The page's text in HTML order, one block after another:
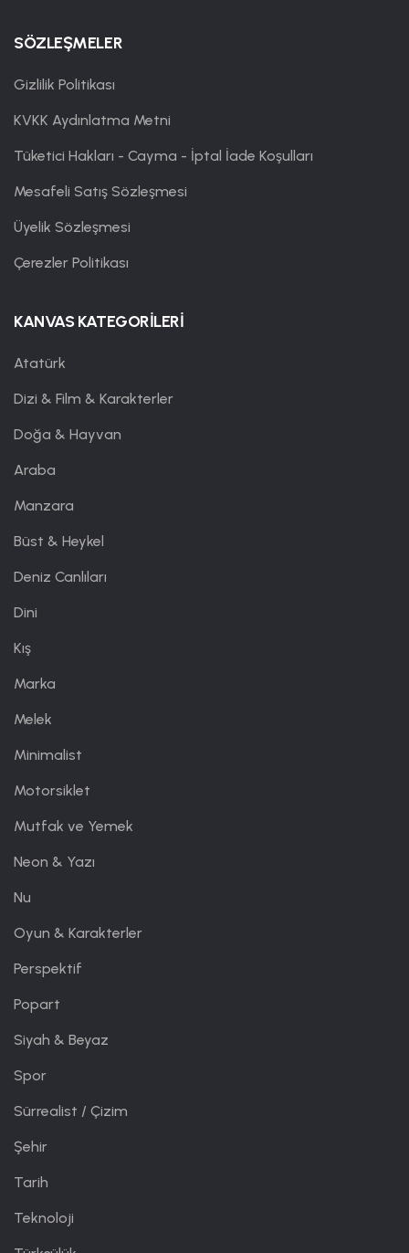
SÖZLEŞMELER
Gizlilik Politikası
KVKK Aydınlatma Metni
Tüketici Hakları - Cayma - İptal İade Koşulları
Mesafeli Satış Sözleşmesi
Üyelik Sözleşmesi
Çerezler Politikası
KANVAS KATEGORİLERİ
Atatürk
Dizi & Film & Karakterler
Doğa & Hayvan
Araba
Manzara
Büst & Heykel
Deniz Canlıları
Dini
Kış
Marka
Melek
Minimalist
Motorsiklet
Mutfak ve Yemek
Neon & Yazı
Nu
Oyun & Karakterler
Perspektif
Popart
Siyah & Beyaz
Spor
Sürrealist / Çizim
Şehir
Tarih
Teknoloji